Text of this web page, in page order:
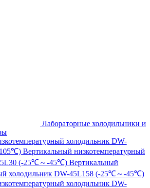
Лабораторные холодильники и
холодильник DW-
Вертикальный низкотемпературный
(-25℃～-45℃) Вертикальный
холодильник DW-45L158 (-25℃～-45℃)
холодильник DW-